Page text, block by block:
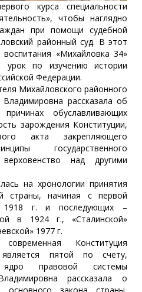
курса специальности
чтобы наглядно
при помощи судебной
районный суд. В этот
«Михайловка 34»
по изучению истории
Федерации.
Михайловского районного
рассказала об
причинах обуславливающих
зарождения Конституции,
акта закрепляющего
государственного
над другими
на хронологии принятия
страны, начиная с первой
1918 г. и последующих –
в 1924 г., «Сталинской»
1977 г.
Конституция
является пятой по счету,
правовой системы
рассказала о